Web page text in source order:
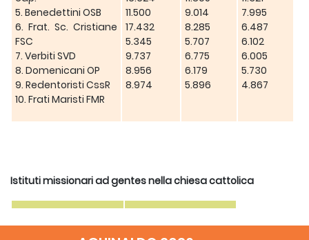
5. Benedettini OSB
6. Frat. Sc. Cristiane
FSC
7. Verbiti SVD
8. Domenicani OP
9. Redentoristi CssR
10. Frati Maristi FMR
11.500
17.432
5.345
9.737
8.956
8.974
9.014
8.285
5.707
6.775
6.179
5.896
7.995
6.487
6.102
6.005
5.730
4.867
Istituti missionari ad gentes nella chiesa cattolica
1.Verbiti SVD